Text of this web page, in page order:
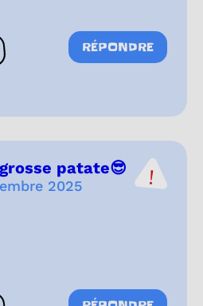
les réactions
RÉPONDRE
patate😎
2025